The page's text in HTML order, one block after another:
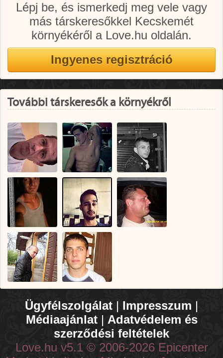
Lépj be, és ismerkedj meg vele vagy
más társkeresőkkel Kecskemét
környékéről a Love.hu oldalán.
További társkeresők a környékről
Ügyfélszolgálat | Impresszum |
Médiaajánlat| Adatvédelem és
szerződési feltételek
Love.hu v5.1 © 2006-2026 Epicenter